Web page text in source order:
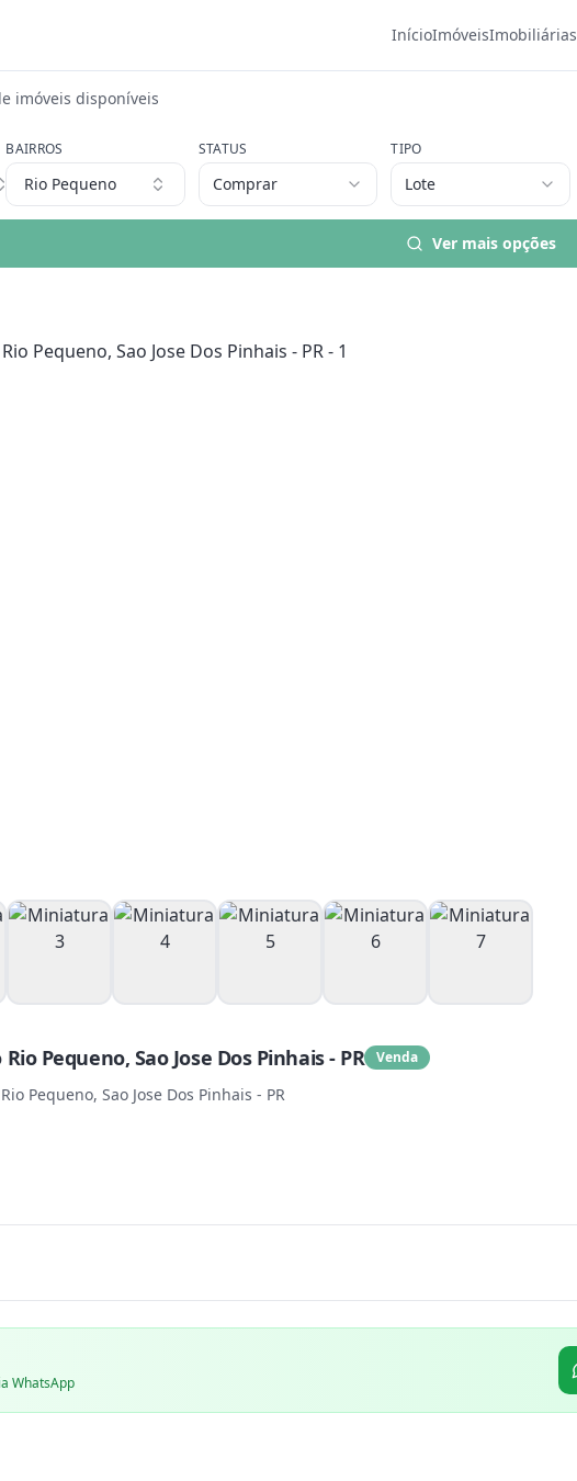
InícioImóveisImobiliárias
imóveis disponíveis
BAIRROS
Rio Pequeno
STATUS
Comprar
TIPO
Lote
Ver mais opções
Pequeno, Sao Jose Dos Pinhais - PR Venda
Pequeno, Sao Jose Dos Pinhais - PR
WhatsApp